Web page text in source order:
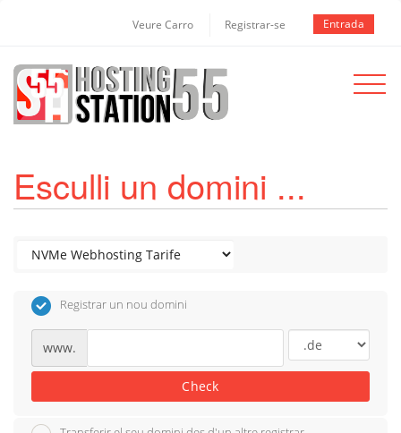
Veure Carro Registrar-se Entrada
Toggle
Esculli un domini ...
Registrar un nou domini
www.
Check